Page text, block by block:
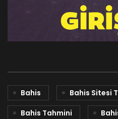
Bahis Bahis Sitesi
Bahis Tahmini